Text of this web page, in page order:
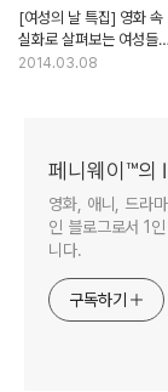
[여성의 날 특집] 영화 속
실화로 살펴보는 여성들의
용기
2014.03.08
페니웨이™의
영화, 애니, 드라
인 블로그로서 1
니다.
구독하기